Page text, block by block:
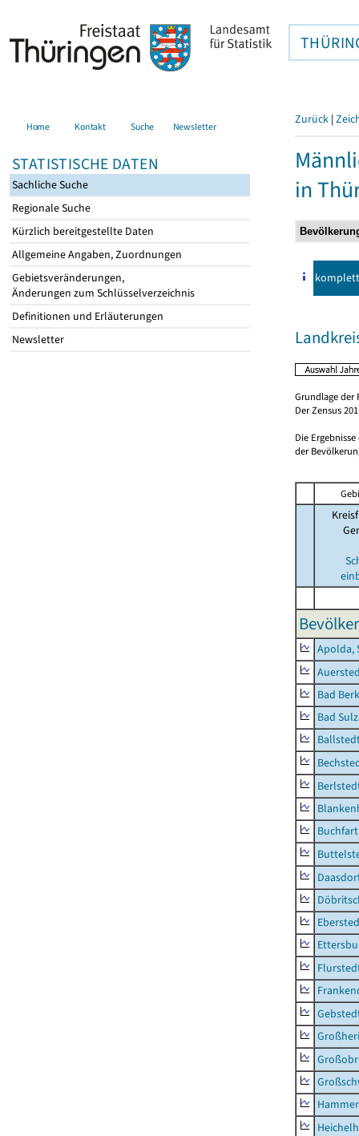
Home Kontakt Suche Newsletter
STATISTISCHE DATEN
Sachliche Suche
Regionale Suche
Kürzlich bereitgestellte Daten
Allgemeine Angaben, Zuordnungen
Gebietsveränderungen,
Änderungen zum Schlüsselverzeichnis
Definitionen und Erläuterungen
Newsletter
Zurück |
in
komplett
Grundlage der
Der Zensus
Die
der
Apolda,
Bad
Bad
Buchfart